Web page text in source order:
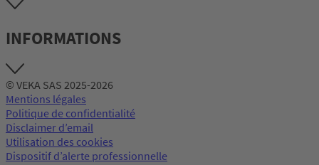
INFORMATIONS
© VEKA SAS 2025-2026
Mentions légales
Politique de confidentialité
Disclaimer d’email
Utilisation des cookies
Dispositif d’alerte professionnelle